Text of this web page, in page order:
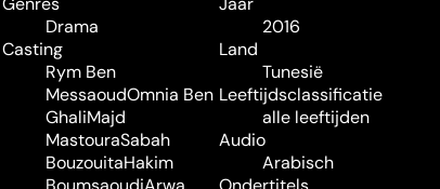
Drama
Casting
Rym Ben
MessaoudOmnia Ben
GhaliMajd
MastouraSabah
BouzouitaHakim
2016
Land
Tunesië
Leeftijdsclassificatie
alle leeftijden
Audio
Arabisch